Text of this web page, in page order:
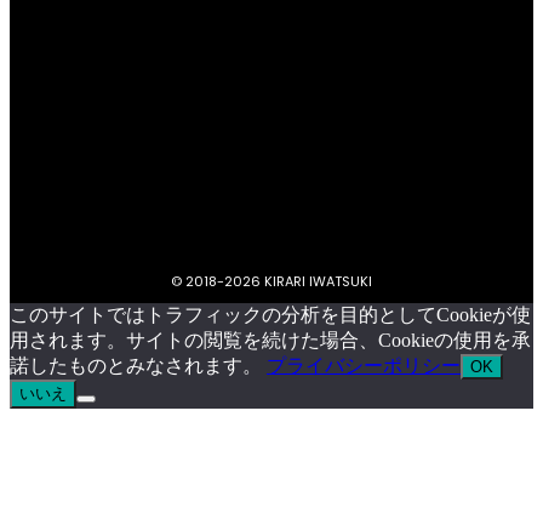
© 2018-2026 KIRARI IWATSUKI
このサイトではトラフィックの分析を目的としてCookieが使
用されます。サイトの閲覧を続けた場合、Cookieの使用を承
諾したものとみなされます。 プライバシーポリシー OK
いいえ